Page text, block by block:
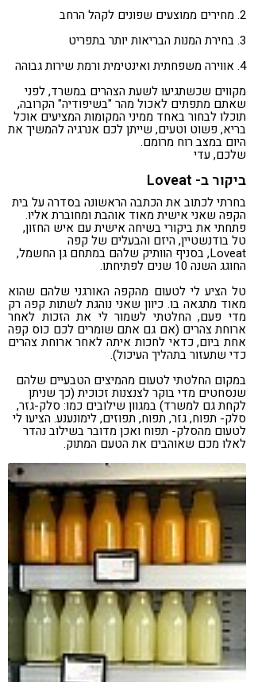
2. מחירים ממוצעים שפונים לקהל הרחב
3. בחירת המנות הבריאות יותר בתפריט
4. אווירה משפחתית ואינטימית ורמת שירות גבוהה
מקווים שכשתגיעו לשעת הצהרים במשרד, לפני
שאתם מתפתים לאכול מהר "בשיפודיה" הקרובה,
תוכלו לבחור באחד ממיני המקומות המציעים אוכל
בריא, פשוט וטעים, שייתן לכם אנרגיה להמשיך את
היום במצב רוח מרומם.
שלכם, עדי
ביקור ב- Loveat
בחרתי לכתוב את הכתבה הראשונה בסדרה על בית
הקפה שאני אישית מאוד אוהבת ומחוברת אליו.
פתחתי את ביקורי בשיחה אישית עם איש החזון,
טל בודנשטיין, היזם והבעלים של קפה
Loveat, בסניף הוותיק שלהם במתחם גן החשמל,
החוגג השנה 10 שנים לפתיחתו.
טל הציע לי לטעום מהקפה האורגני שלהם שהוא
מאוד מתגאה בו. כיוון שאני נוהגת לשתות קפה רק
מדי פעם, החלטתי לשמור לי את הזכות לאחר
ארוחת צהרים (אם גם אתם שומרים לכם כוס קפה
אחת ביום, כדאי לחכות איתה לאחר ארוחת צהרים
כדי שתעזור בתהליך העיכול).
במקום החלטתי לטעום מהמיצים הטבעיים שלהם
שנסחטים מדי בוקר לצנצנות זכוכית (כך שניתן
לקחת גם למשרד) במגוון שילובים כמו: סלק-גזר,
סלק- תפוח, גזר, תפוח, תפוזים, לימונענע. הציעו לי
לטעום מהסלק- תפוח ואכן מדובר בשילוב נהדר
לאלו מכם שאוהבים את הטעם המתוק.